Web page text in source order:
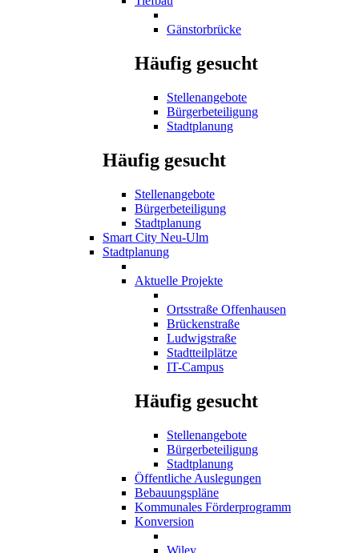
Gänstorbrücke
Häufig gesucht
Stellenangebote
Bürgerbeteiligung
Stadtplanung
Häufig gesucht
Stellenangebote
Bürgerbeteiligung
Stadtplanung
Smart City Neu-Ulm
Stadtplanung
Aktuelle Projekte
Ortsstraße Offenhausen
Brückenstraße
Ludwigstraße
Stadtteilplätze
IT-Campus
Häufig gesucht
Stellenangebote
Bürgerbeteiligung
Stadtplanung
Öffentliche Auslegungen
Bebauungspläne
Kommunales Förderprogramm
Konversion
Wiley